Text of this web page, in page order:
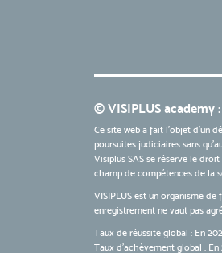
© VISIPLUS academy
Ce site web a fait l'objet d'un
poursuites judiciaires sans
Visiplus SAS se réserve le
champ de compétences de la
VISIPLUS est un organisme
enregistrement ne vaut pas
Taux de réussite global : En
Taux d’achèvement global :